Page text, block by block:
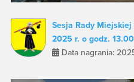
Sesja Rady
2025 r. o godz. 13.00
Data nagrania: